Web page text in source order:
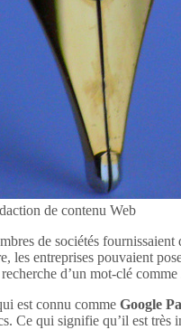
de contenu Web
de sociétés
les entreprises pouvaient
d’un mot-clé comme
est connu comme Google
Ce qui signifie qu’il est très